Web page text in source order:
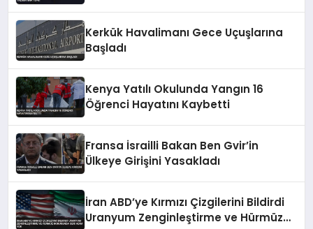
Kerkük Havalimanı Gece Uçuşlarına
Başladı
Kenya Yatılı Okulunda Yangın 16
Öğrenci Hayatını Kaybetti
Fransa İsrailli Bakan Ben Gvir’in
Ülkeye Girişini Yasakladı
İran ABD’ye Kırmızı Çizgilerini Bildirdi
Uranyum Zenginleştirme ve Hürmüz